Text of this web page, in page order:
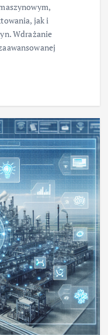
jak i
Wdrażanie